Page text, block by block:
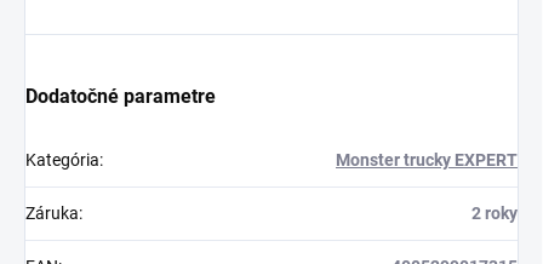
Dodatočné parametre
Kategória: Monster trucky EXPERT
Záruka: 2 roky